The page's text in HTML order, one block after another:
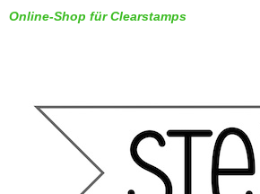
Online-Shop für Clearstamps